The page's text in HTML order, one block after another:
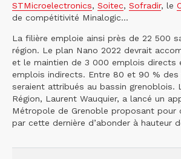
STMicroelectronics, Soitec, Sofradir, le
de compétitivité Minalogic...
La filière emploie ainsi près de 22 500
région. Le plan Nano 2022 devrait
et le maintien de 3 000 emplois directs
emplois indirects. Entre 80 et 90 % des
seraient attribués au bassin grenoblois.
Région, Laurent Wauquier, a lancé un
Métropole de Grenoble proposant pour
par cette dernière d’abonder à hauteur